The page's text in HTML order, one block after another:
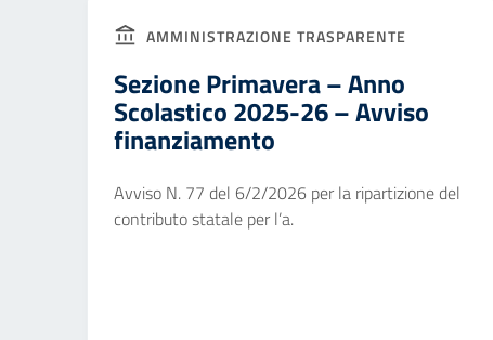
AMMINISTRAZIONE TRASPARENTE
Sezione Primavera – Anno
Scolastico 2025-26 – Avviso
finanziamento
Avviso N. 77 del 6/2/2026 per la ripartizione del
contributo statale per l’a.